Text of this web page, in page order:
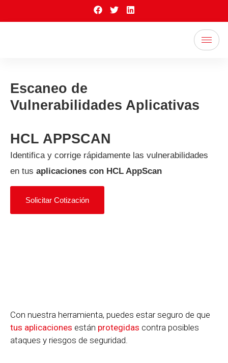
Escaneo de
Vulnerabilidades Aplicativas
HCL APPSCAN
Identifica y corrige rápidamente las vulnerabilidades
en tus aplicaciones con HCL AppScan
Solicitar Cotización
Con nuestra herramienta, puedes estar seguro de que
tus aplicaciones están protegidas contra posibles
ataques y riesgos de seguridad.